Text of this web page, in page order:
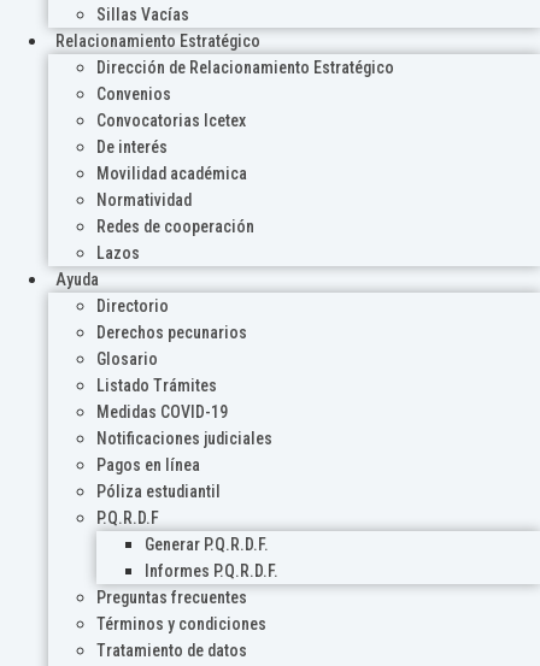
Sillas Vacías
Relacionamiento Estratégico
Dirección de Relacionamiento Estratégico
Convenios
Convocatorias Icetex
De interés
Movilidad académica
Normatividad
Redes de cooperación
Lazos
Ayuda
Directorio
Derechos pecunarios
Glosario
Listado Trámites
Medidas COVID-19
Notificaciones judiciales
Pagos en línea
Póliza estudiantil
P.Q.R.D.F
Generar P.Q.R.D.F.
Informes P.Q.R.D.F.
Preguntas frecuentes
Términos y condiciones
Tratamiento de datos